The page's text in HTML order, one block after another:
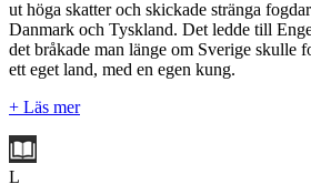
ut höga skatter och skickade stränga
Danmark och Tyskland. Det ledde till
det bråkade man länge om Sverige skulle
ett eget land, med en egen kung.
+ Läs mer
L